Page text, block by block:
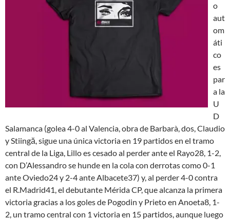
o
aut
om
áti
co
es
par
a la
U
D
Salamanca (golea 4-0 al Valencia, obra de Barbarà, dos, Claudio
y Stiingă, sigue una única victoria en 19 partidos en el tramo
central de la Liga, Lillo es cesado al perder ante el Rayo28, 1-2,
con D’Alessandro se hunde en la cola con derrotas como 0-1
ante Oviedo24 y 2-4 ante Albacete37) y, al perder 4-0 contra
el R.Madrid41, el debutante Mérida CP, que alcanza la primera
victoria gracias a los goles de Pogodin y Prieto en Anoeta8, 1-
2, un tramo central con 1 victoria en 15 partidos, aunque luego